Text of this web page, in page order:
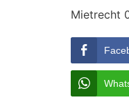
Mietrecht